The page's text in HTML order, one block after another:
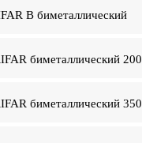
B биметаллический
биметаллический 200
биметаллический 350